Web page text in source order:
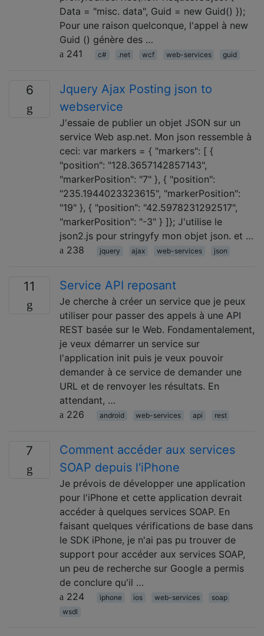
Data = "misc. data", Guid = new Guid() });
Pour une raison quelconque, l'appel à new
Guid () génère des …
241
c# .net wcf web-services guid
6
Jquery Ajax Posting json to
webservice
J'essaie de publier un objet JSON sur un
service Web asp.net. Mon json ressemble à
ceci: var markers = { "markers": [ {
"position": "128.3657142857143",
"markerPosition": "7" }, { "position":
"235.1944023323615", "markerPosition":
"19" }, { "position": "42.5978231292517",
"markerPosition": "-3" } ]}; J'utilise le
json2.js pour stringyfy mon objet json. et …
238
jquery ajax web-services json
11 Service API reposant
Je cherche à créer un service que je peux
utiliser pour passer des appels à une API
REST basée sur le Web. Fondamentalement,
je veux démarrer un service sur
l'application init puis je veux pouvoir
demander à ce service de demander une
URL et de renvoyer les résultats. En
attendant, …
226
android web-services api rest
7
Comment accéder aux services
SOAP depuis l'iPhone
Je prévois de développer une application
pour l'iPhone et cette application devrait
accéder à quelques services SOAP. En
faisant quelques vérifications de base dans
le SDK iPhone, je n'ai pas pu trouver de
support pour accéder aux services SOAP,
un peu de recherche sur Google a permis
de conclure qu'il …
224
iphone ios web-services
soap
wsdl